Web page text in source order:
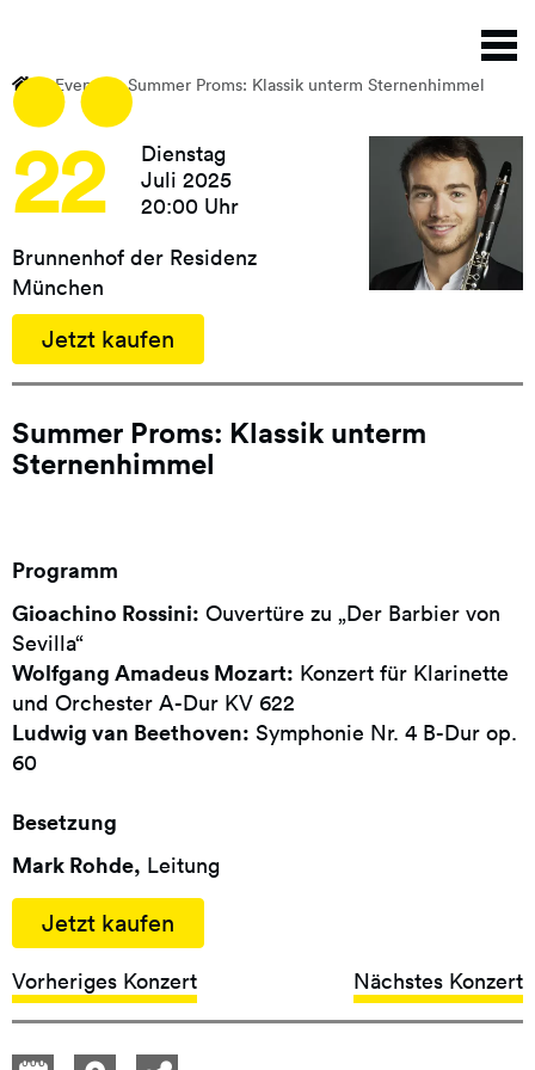
InhaltEvents Summer Proms: Klassik unterm Sternenhimmel
22
Dienstag
Juli 2025
20:00 Uhr
Brunnenhof der Residenz
München
Jetzt kaufen
Summer Proms: Klassik unterm
Sternenhimmel
Programm
Gioachino Rossini: Ouvertüre zu „Der Barbier von
Sevilla“
Wolfgang Amadeus Mozart: Konzert für Klarinette
und Orchester A-Dur KV 622
Ludwig van Beethoven: Symphonie Nr. 4 B-Dur op.
60
Besetzung
Mark Rohde, Leitung
Jetzt kaufen
Vorheriges Konzert Nächstes Konzert